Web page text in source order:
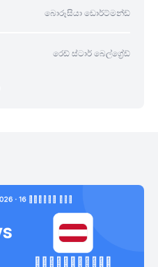
බොරූසියා ඩොර්ට්මන්ඩ්
රෙඩ් ස්ටාර් බෙල්ග්‍රේඩ්